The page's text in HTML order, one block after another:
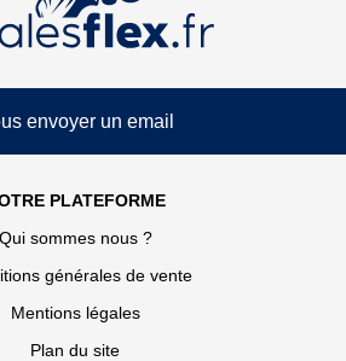
envoyer un email
PLATEFORME
Qui sommes nous ?
générales de vente
Mentions légales
Plan du site